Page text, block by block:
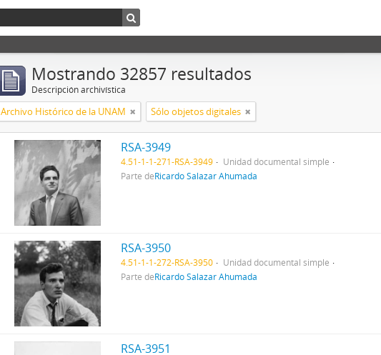
Mostrando 32857 resultados
Descripción archivística
Archivo Histórico de la UNAM Sólo objetos digitales
RSA-3949
4.51-1-1-271-RSA-3949
Unidad documental simple
Parte deRicardo Salazar Ahumada
RSA-3950
4.51-1-1-272-RSA-3950
Unidad documental simple
Parte deRicardo Salazar Ahumada
RSA-3951